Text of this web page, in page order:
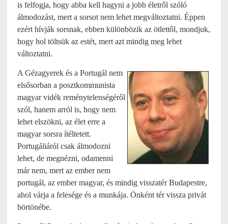
is felfogja, hogy abba kell hagyni a jobb életről szóló
álmodozást, mert a sorsot nem lehet megváltoztatni. Éppen
ezért hívják sorsnak, ebben különbözik az ötlettől, mondjuk,
hogy hol töltsük az estét, mert azt mindig meg lehet
változtatni.
A Gézagyerek és a Portugál nem
elsősorban a posztkommunista
magyar vidék reménytelenségéről
szól, hanem arról is, hogy nem
lehet elszökni, az élet erre a
magyar sorsra ítéltetett.
Portugáliáról csak álmodozni
lehet, de megnézni, odamenni
már nem, mert az ember nem
portugál, az ember magyar, és mindig visszatér Budapestre,
ahol várja a felesége és a munkája. Önként tér vissza privát
börtönébe.